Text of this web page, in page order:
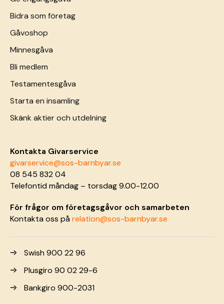
Bidra som företag
Gåvoshop
Minnesgåva
Bli medlem
Testamentesgåva
Starta en insamling
Skänk aktier och utdelning
Kontakta Givarservice
givarservice@sos-barnbyar.se
08 545 832 04
Telefontid måndag – torsdag 9.00-12.00
För frågor om företagsgåvor och samarbeten
Kontakta oss pårelation@sos-barnbyar.se
Swish 900 22 96
Plusgiro 90 02 29-6
Bankgiro 900-2031